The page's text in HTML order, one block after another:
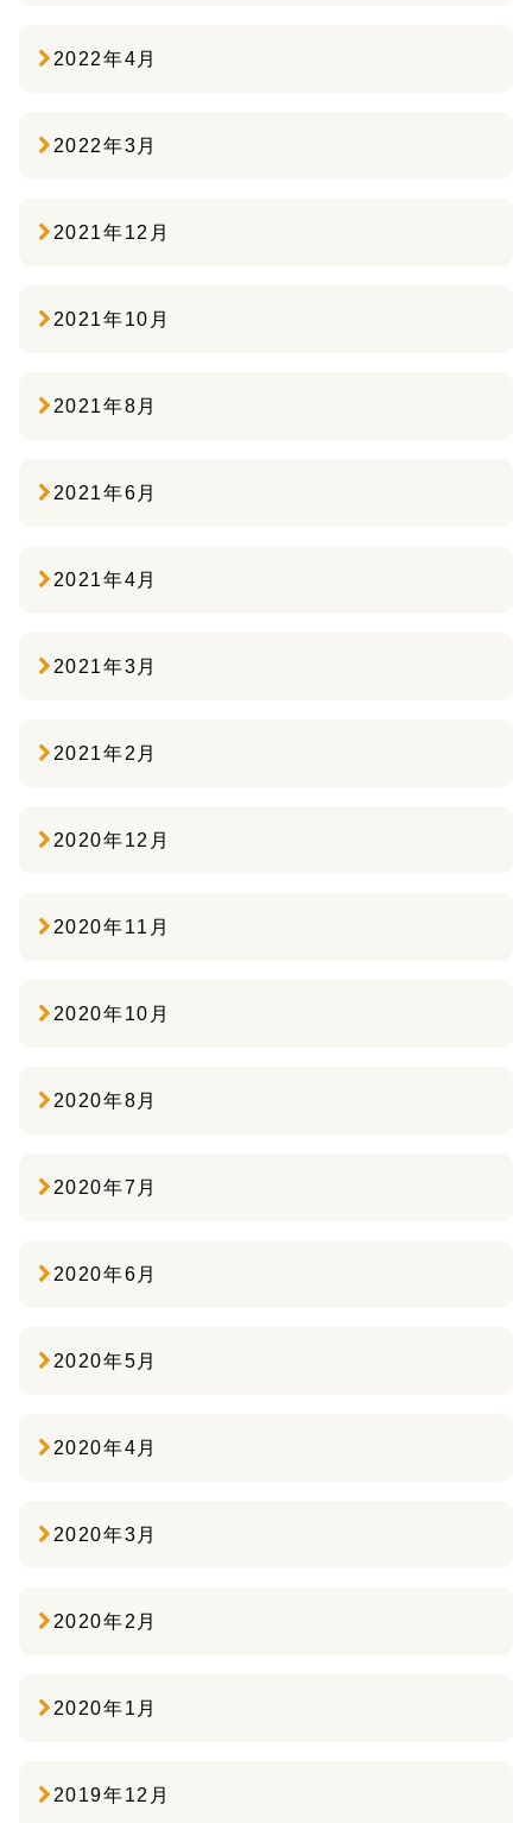
2022年4月
2022年3月
2021年12月
2021年10月
2021年8月
2021年6月
2021年4月
2021年3月
2021年2月
2020年12月
2020年11月
2020年10月
2020年8月
2020年7月
2020年6月
2020年5月
2020年4月
2020年3月
2020年2月
2020年1月
2019年12月